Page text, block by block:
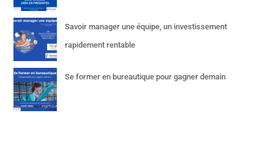
Savoir manager une équipe, un investissement
rapidement rentable
Se former en bureautique pour gagner demain